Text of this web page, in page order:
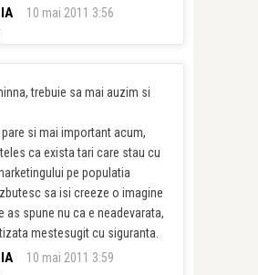
10 mai 2011 3:56
trebuie sa mai auzim si
si mai important acum,
ca exista tari care stau cu
pe populatia
sa isi creeze o imagine
as spune nu ca e neadevarata,
mestesugit cu siguranta.
10 mai 2011 3:59